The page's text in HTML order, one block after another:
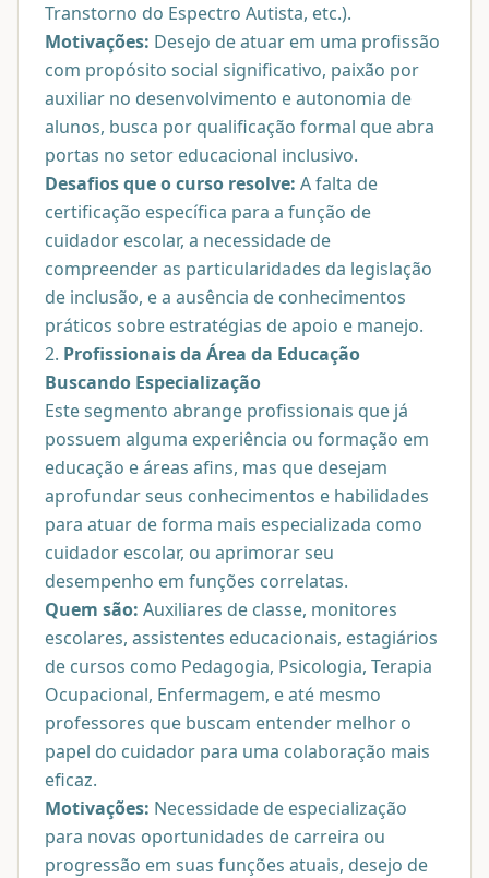
Transtorno do Espectro Autista, etc.).
Motivações: Desejo de atuar em uma profissão
com propósito social significativo, paixão por
auxiliar no desenvolvimento e autonomia de
alunos, busca por qualificação formal que abra
portas no setor educacional inclusivo.
Desafios que o curso resolve: A falta de
certificação específica para a função de
cuidador escolar, a necessidade de
compreender as particularidades da legislação
de inclusão, e a ausência de conhecimentos
práticos sobre estratégias de apoio e manejo.
2. Profissionais da Área da Educação
Buscando Especialização
Este segmento abrange profissionais que já
possuem alguma experiência ou formação em
educação e áreas afins, mas que desejam
aprofundar seus conhecimentos e habilidades
para atuar de forma mais especializada como
cuidador escolar, ou aprimorar seu
desempenho em funções correlatas.
Quem são: Auxiliares de classe, monitores
escolares, assistentes educacionais, estagiários
de cursos como Pedagogia, Psicologia, Terapia
Ocupacional, Enfermagem, e até mesmo
professores que buscam entender melhor o
papel do cuidador para uma colaboração mais
eficaz.
Motivações: Necessidade de especialização
para novas oportunidades de carreira ou
progressão em suas funções atuais, desejo de